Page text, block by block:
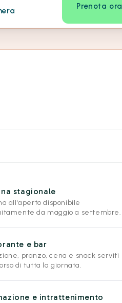
Prenota ora
stagionale
all'aperto disponibile
da maggio a settembre.
e bar
pranzo, cena e snack serviti
di tutta la giornata.
e intrattenimento